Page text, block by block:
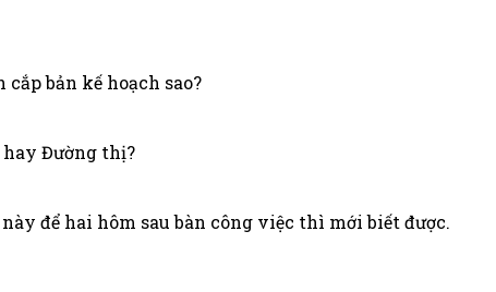
cắp bản kế hoạch sao?
hay Đường thị?
để hai hôm sau bàn công việc thì mới biết được.